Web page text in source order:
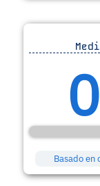
0
Basado en